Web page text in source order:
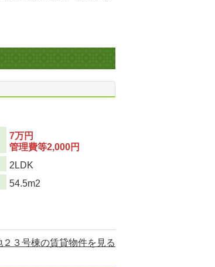
7万円
管理費等2,000円
2LDK
54.5m2
２３号棟の賃貸物件を見る